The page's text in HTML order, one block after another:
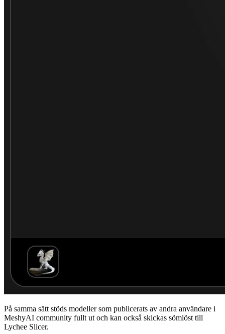
På samma sätt stöds modeller som publicerats av andra användare i
MeshyAI community fullt ut och kan också skickas sömlöst till
Lychee Slicer.